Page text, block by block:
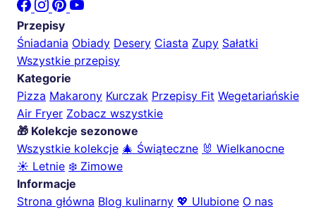
Przepisy
Śniadania Obiady Desery Ciasta Zupy Sałatki
Wszystkie przepisy
Kategorie
Pizza Makarony Kurczak Przepisy Fit Wegetariańskie
Air Fryer Zobacz wszystkie
🎁 Kolekcje sezonowe
Wszystkie kolekcje 🎄 Świąteczne 🐰 Wielkanocne
☀️ Letnie ❄️ Zimowe
Informacje
Strona główna Blog kulinarny 💖 Ulubione O nas